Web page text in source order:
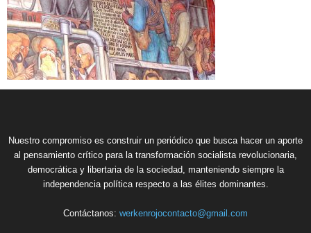
Nuestro compromiso es construir un periódico que busca hacer un aporte
al pensamiento crítico para la transformación socialista revolucionaria,
democrática y libertaria de la sociedad, manteniendo siempre la
independencia política respecto a las élites dominantes.
Contáctanos: werkenrojocontacto@gmail.com